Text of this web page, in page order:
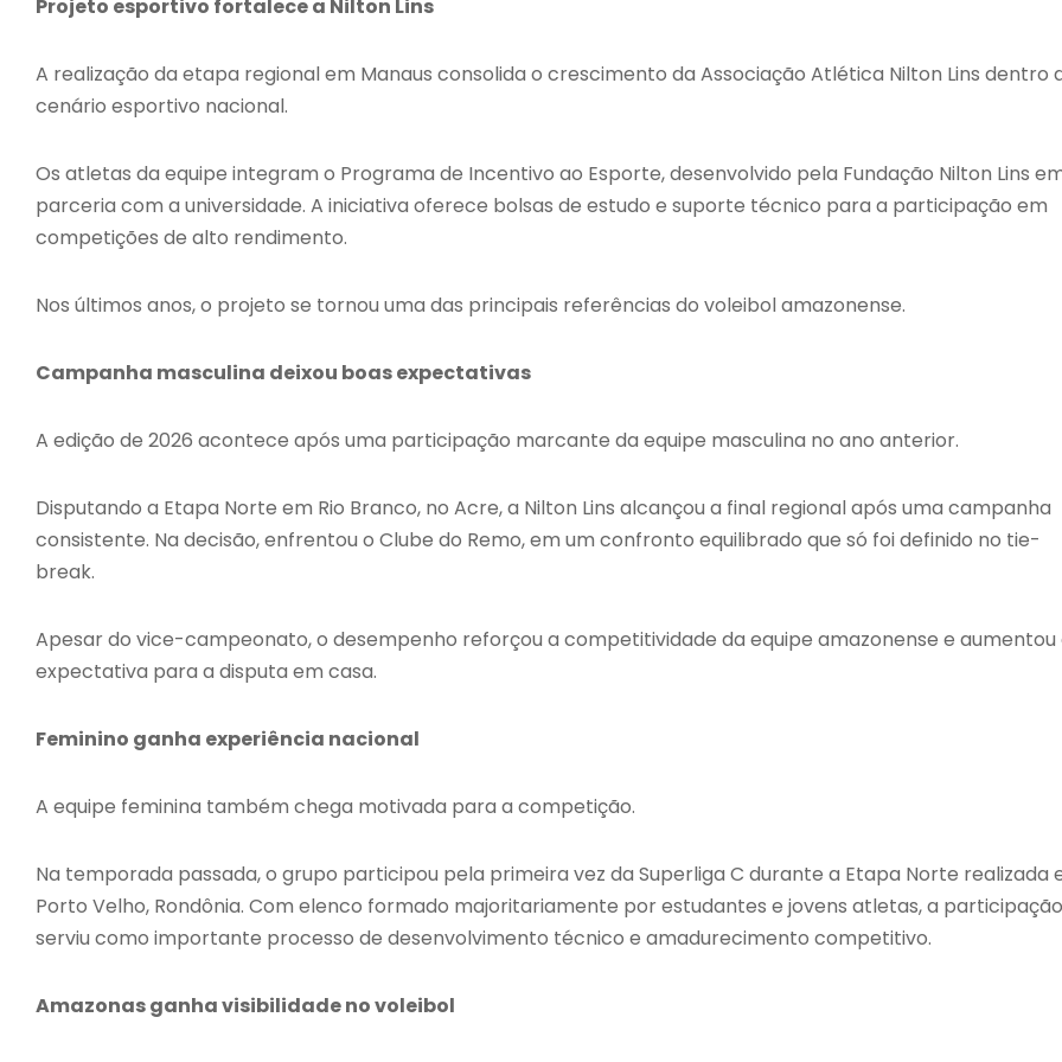
Projeto esportivo fortalece a Nilton Lins
A realização da etapa regional em Manaus consolida o crescimento da Associação Atlética Nilton Lins dentro
cenário esportivo nacional.
Os atletas da equipe integram o Programa de Incentivo ao Esporte, desenvolvido pela Fundação Nilton Lins
parceria com a universidade. A iniciativa oferece bolsas de estudo e suporte técnico para a participação em
competições de alto rendimento.
Nos últimos anos, o projeto se tornou uma das principais referências do voleibol amazonense.
Campanha masculina deixou boas expectativas
A edição de 2026 acontece após uma participação marcante da equipe masculina no ano anterior.
Disputando a Etapa Norte em Rio Branco, no Acre, a Nilton Lins alcançou a final regional após uma campanha
consistente. Na decisão, enfrentou o Clube do Remo, em um confronto equilibrado que só foi definido no tie-
break.
Apesar do vice-campeonato, o desempenho reforçou a competitividade da equipe amazonense e aumentou
expectativa para a disputa em casa.
Feminino ganha experiência nacional
A equipe feminina também chega motivada para a competição.
Na temporada passada, o grupo participou pela primeira vez da Superliga C durante a Etapa Norte realizada
Porto Velho, Rondônia. Com elenco formado majoritariamente por estudantes e jovens atletas, a participação
serviu como importante processo de desenvolvimento técnico e amadurecimento competitivo.
Amazonas ganha visibilidade no voleibol